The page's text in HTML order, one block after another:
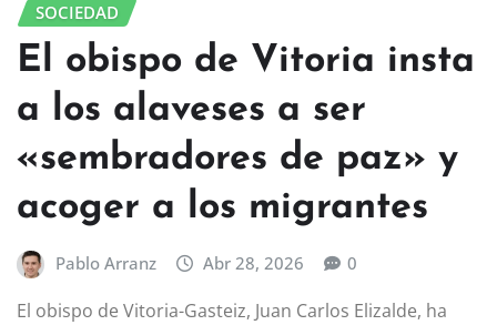
SOCIEDAD
El obispo de Vitoria insta
a los alaveses a ser
«sembradores de paz» y
acoger a los migrantes
Pablo Arranz Abr 28, 2026 0
El obispo de Vitoria-Gasteiz, Juan Carlos Elizalde, ha